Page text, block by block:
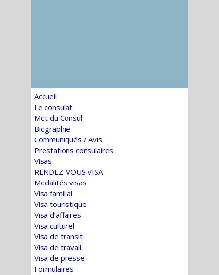
Accueil
Le consulat
Mot du Consul
Biographie
Communiqués / Avis
Prestations consulaires
Visas
RENDEZ-VOUS VISA
Modalités visas
Visa familial
Visa touristique
Visa d’affaires
Visa culturel
Visa de transit
Visa de travail
Visa de presse
Formulaires